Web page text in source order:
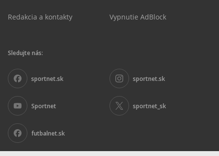
Redakcia a kontakty Vypnutie AdBlock
Sledujte nás:
sportnet.sk sportnet.sk
Sportnet sportnet_sk
futbalnet.sk